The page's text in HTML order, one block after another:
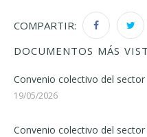
COMPARTIR:
DOCUMENTOS MÁS
Convenio colectivo del
19/05/2026
Convenio colectivo del